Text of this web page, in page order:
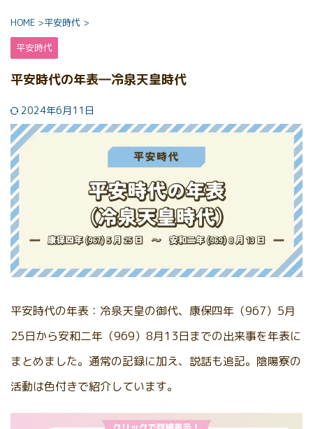
HOME >平安時代 >
平安時代
平安時代の年表―冷泉天皇時代
2024年6月11日
平安時代の年表：冷泉天皇の御代、康保四年（967）5月
25日から安和二年（969）8月13日までの出来事を年表に
まとめました。通常の記録に加え、説話も追記。陰陽寮の
活動は色付きで紹介しています。